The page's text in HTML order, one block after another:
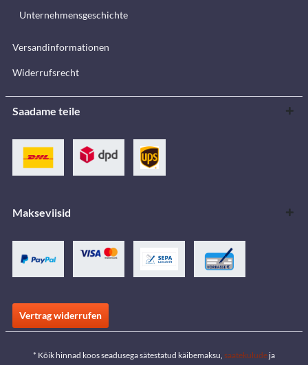
Unternehmensgeschichte
Versandinformationen
Widerrufsrecht
Saadame teile
Makseviisid
Vertrag widerrufen
* Kõik hinnad koos seadusega sätestatud käibemaksu, saatekulude ja